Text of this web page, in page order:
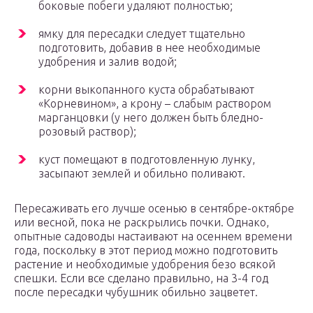
боковые побеги удаляют полностью;
ямку для пересадки следует тщательно
подготовить, добавив в нее необходимые
удобрения и залив водой;
корни выкопанного куста обрабатывают
«Корневином», а крону – слабым раствором
марганцовки (у него должен быть бледно-
розовый раствор);
куст помещают в подготовленную лунку,
засыпают землей и обильно поливают.
Пересаживать его лучше осенью в сентябре-октябре
или весной, пока не раскрылись почки. Однако,
опытные садоводы настаивают на осеннем времени
года, поскольку в этот период можно подготовить
растение и необходимые удобрения безо всякой
спешки. Если все сделано правильно, на 3-4 год
после пересадки чубушник обильно зацветет.